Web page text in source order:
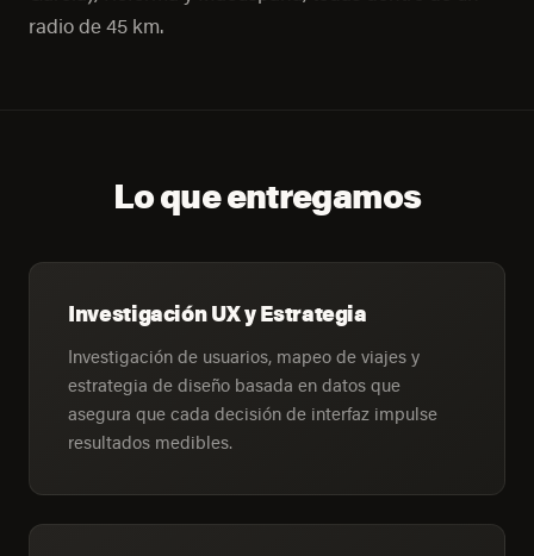
radio de 45 km.
Lo que entregamos
Investigación UX y Estrategia
Investigación de usuarios, mapeo de viajes y
estrategia de diseño basada en datos que
asegura que cada decisión de interfaz impulse
resultados medibles.